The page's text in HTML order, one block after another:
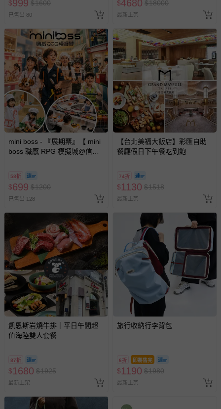
券使用
$999 $1600
已售出 80
$4680 $18000
最新上架
mini boss - 『展期票』【 mini
boss 職感 RPG 模擬城@信義
券，於展期現場憑訂單編號兌
換，依現場梯次安排入場，逾
期作廢) (兒童票(2歲以上)贈一
名陪伴成人)
58折
$699 $1200
已售出 128
【台北美福大飯店】彩匯自助
餐廳假日下午餐吃到飽
74折
$1130 $1518
最新上架
凱恩斯岩燒牛排｜平日午間超
值海陸雙人套餐
87折
$1680 $1925
最新上架
旅行收納行李背包
6折 即將售完
$1190 $1980
最新上架